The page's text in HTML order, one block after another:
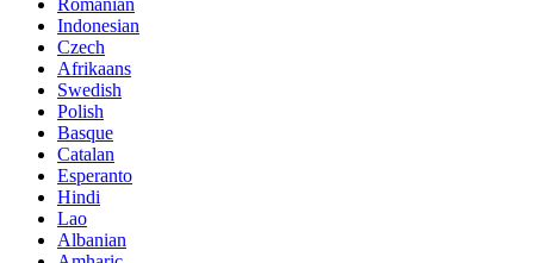
Indonesian
Czech
Afrikaans
Swedish
Polish
Basque
Catalan
Esperanto
Hindi
Lao
Albanian